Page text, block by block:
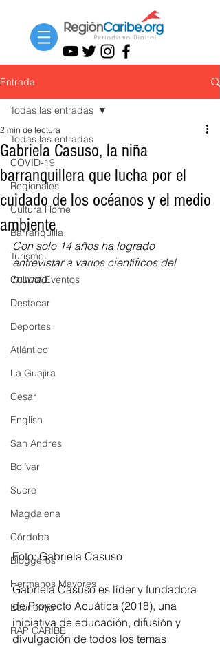
Entrada
Todas las entradas
COVID-19
Regionales
Cultura Home
Barranquilla
Turismo
Cultura Eventos
Destacar
Deportes
Atlántico
La Guajira
Cesar
English
San Andres
Bolívar
Sucre
Magdalena
Córdoba
Bloggeros
Hermanos Mayores
Economía
RAP CARIBE
Todas las entradas
Gabriela Casuso, la niña
barranquillera que lucha por el
cuidado de los océanos y el medio
ambiente
2 min de lectura
Con solo 14 años ha logrado
entrevistar a varios científicos del
mundo.
Foto: Gabriela Casuso
Gabriela Casuso es líder y fundadora
de Proyecto Acuática (2018), una
iniciativa de educación, difusión y
divulgación de todos los temas